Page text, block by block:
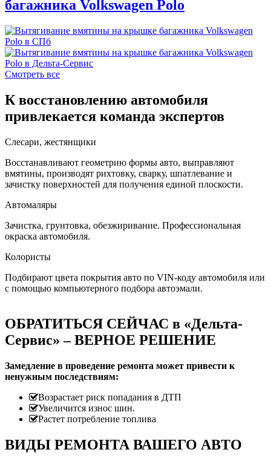
багажника Volkswagen Polo
Смотреть все
К восстановлению автомобиля
привлекается команда экспертов
Слесари, жестянщики
Восстанавливают геометрию формы авто, выправляют
вмятины, производят рихтовку, сварку, шпатлевание и
зачистку поверхностей для получения единой плоскости.
Автомаляры
Зачистка, грунтовка, обезжиривание. Профессиональная
окраска автомобиля.
Колористы
Подбирают цвета покрытия авто по VIN-коду автомобиля или
с помощью компьютерного подбора автоэмали.
ОБРАТИТЬСЯ СЕЙЧАС в «Дельта-
Сервис» – ВЕРНОЕ РЕШЕНИЕ
Замедление в проведение ремонта может привести к
ненужным последствиям:
Возрастает риск попадания в ДТП
Увеличится износ шин.
Растет потребление топлива
ВИДЫ РЕМОНТА ВАШЕГО АВТО